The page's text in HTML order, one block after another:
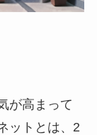
が高まって
ットとは、2